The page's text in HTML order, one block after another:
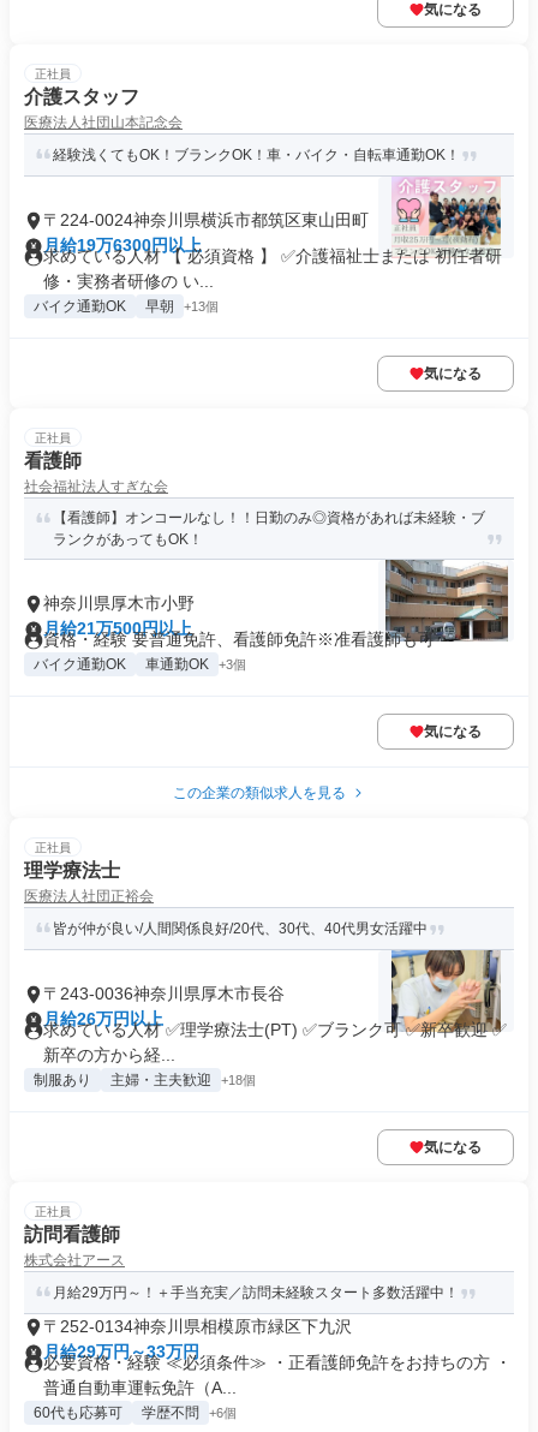
気になる
正社員
介護スタッフ
医療法人社団山本記念会
経験浅くてもOK！ブランクOK！車・バイク・自転車通勤OK！
〒224-0024神奈川県横浜市都筑区東山田町
月給19万6300円以上
求めている人材 【 必須資格 】 ✅介護福祉士または 初任者研
修・実務者研修の い...
バイク通勤OK 早朝 +13個
気になる
正社員
看護師
社会福祉法人すぎな会
【看護師】オンコールなし！！日勤のみ◎資格があれば未経験・ブ
ランクがあってもOK！
神奈川県厚木市小野
月給21万500円以上
資格・経験 要普通免許、看護師免許※准看護師も可
バイク通勤OK 車通勤OK +3個
気になる
この企業の類似求人を見る
正社員
理学療法士
医療法人社団正裕会
皆が仲が良い/人間関係良好/20代、30代、40代男女活躍中
〒243-0036神奈川県厚木市長谷
月給26万円以上
求めている人材 ✅理学療法士(PT) ✅ブランク可 ✅新卒歓迎 ✅
新卒の方から経...
制服あり 主婦・主夫歓迎 +18個
気になる
正社員
訪問看護師
株式会社アース
月給29万円～！＋手当充実／訪問未経験スタート多数活躍中！
〒252-0134神奈川県相模原市緑区下九沢
月給29万円～33万円
必要資格・経験 ≪必須条件≫ ・正看護師免許をお持ちの方 ・
普通自動車運転免許（A...
60代も応募可 学歴不問 +6個